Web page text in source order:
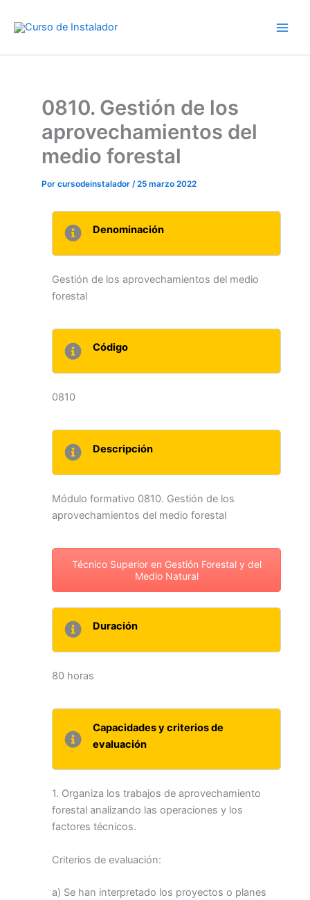
0810. Gestión de los
aprovechamientos del
medio forestal
Por cursodeinstalador /25 marzo 2022
Denominación
Gestión de los aprovechamientos del medio
forestal
Código
0810
Descripción
Módulo formativo 0810. Gestión de los
aprovechamientos del medio forestal
Técnico Superior en Gestión Forestal y del
Medio Natural
Duración
80 horas
Capacidades y criterios de
evaluación
1. Organiza los trabajos de aprovechamiento
forestal analizando las operaciones y los
factores técnicos.
Criterios de evaluación:
a) Se han interpretado los proyectos o planes